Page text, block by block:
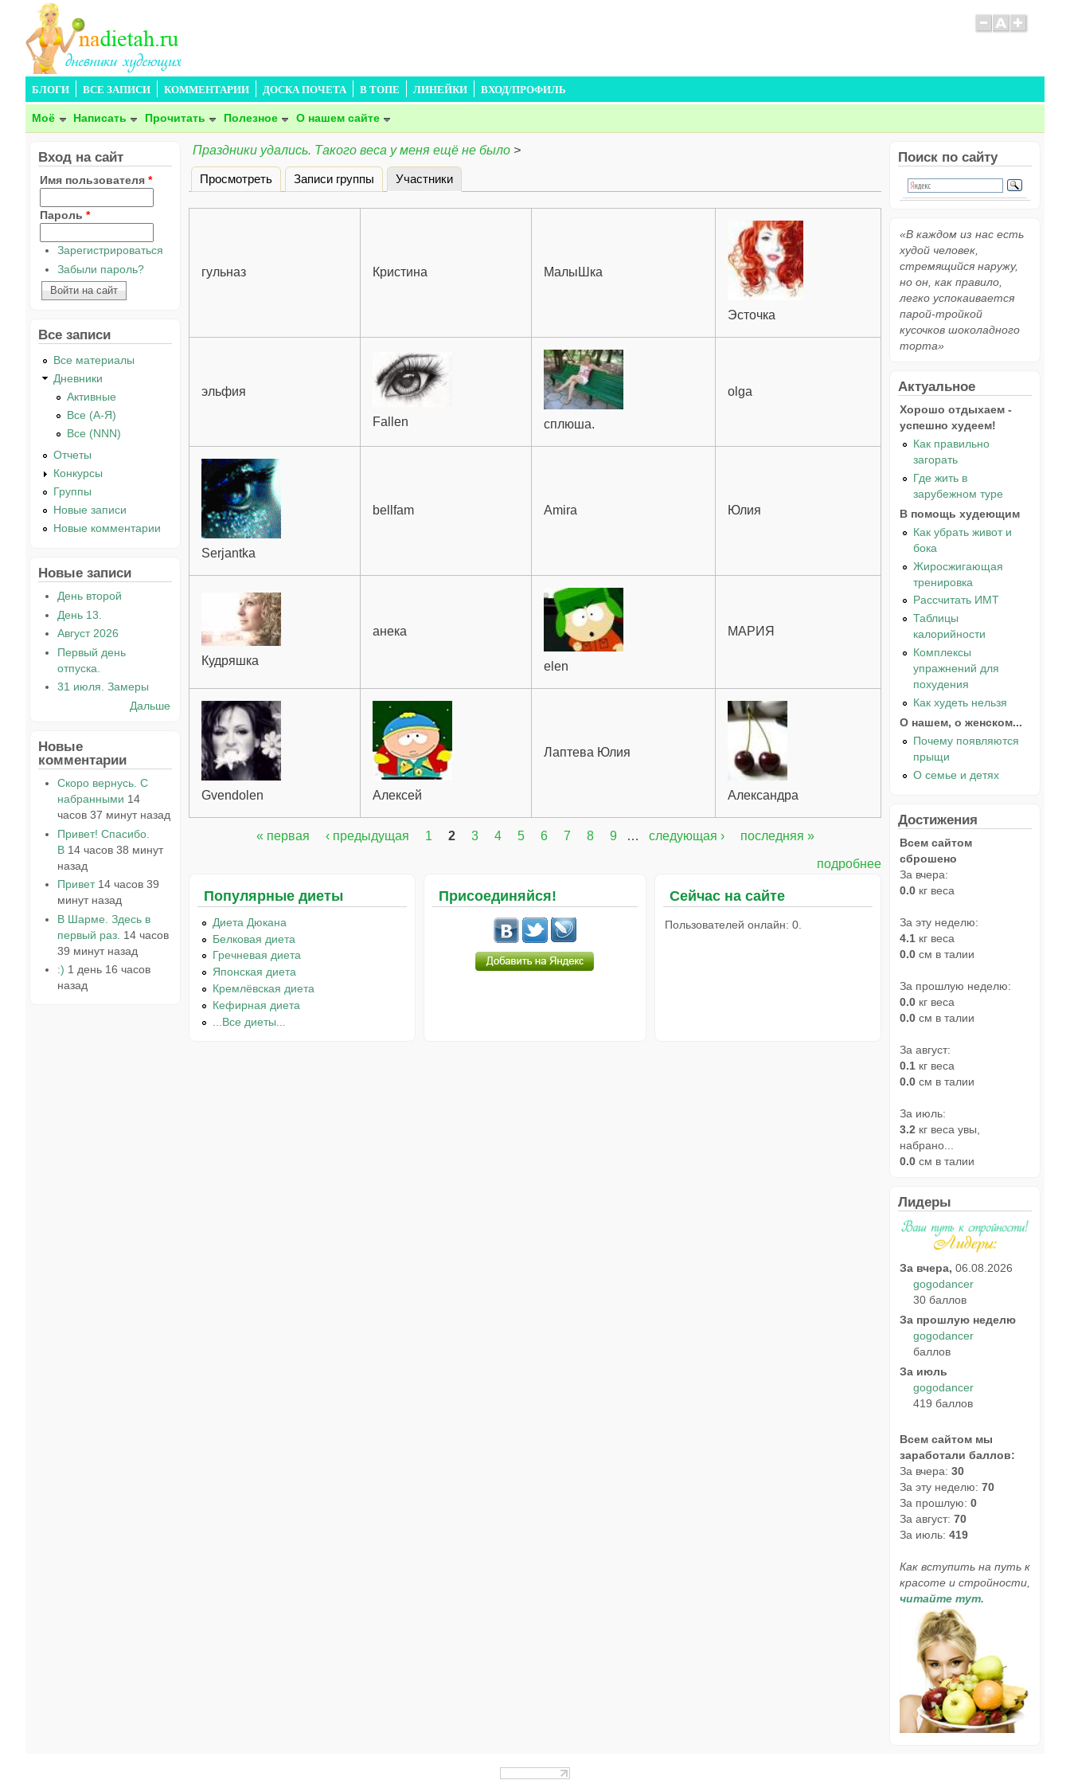
БЛОГИ ВСЕ ЗАПИСИ КОММЕНТАРИИ ДОСКА ПОЧЕТА В ТОПЕ ЛИНЕЙКИ ВХОД/ПРОФИЛЬ
Моё Написать Прочитать Полезное О нашем сайте
Праздники удались. Такого веса у меня ещё не было >
Главные вкладки
Просмотреть Записи группы Участники
гульназ Кристина МалыШка
Эсточка
эльфия
Fallen сплюша.
olga
Serjantka
bellfam Amira Юлия
Кудряшка
анека
elen
МАРИЯ
Gvendolen Алексей
Лаптева Юлия
Александра
« первая ‹ предыдущая 1 2 3 4 5 6 7 8 9 … следующая › последняя »
подробнее
Популярные диеты
Диета Дюкана
Белковая диета
Гречневая диета
Японская диета
Кремлёвская диета
Кефирная диета
...Все диеты...
Присоединяйся! Сейчас на сайте
Пользователей онлайн: 0.
Вход на сайт
Имя пользователя *
Пароль *
Зарегистрироваться
Забыли пароль?
Все записи
Все материалы
Дневники
Активные
Все (А-Я)
Все (NNN)
Отчеты
Конкурсы
Группы
Новые записи
Новые комментарии
Новые записи
День второй
День 13.
Август 2026
Первый день
отпуска.
31 июля. Замеры
Дальше
Новые
комментарии
Скоро вернусь. С
набранными 14
часов 37 минут назад
Привет! Спасибо.
В 14 часов 38 минут
назад
Привет 14 часов 39
минут назад
В Шарме. Здесь в
первый раз. 14 часов
39 минут назад
:) 1 день 16 часов
назад
Поиск по сайту
«В каждом из нас есть
худой человек,
стремящийся наружу,
но он, как правило,
легко успокаивается
парой-тройкой
кусочков шоколадного
торта»
Актуальное
Хорошо отдыхаем -
успешно худеем!
Как правильно
загорать
Где жить в
зарубежном туре
В помощь худеющим
Как убрать живот и
бока
Жиросжигающая
тренировка
Рассчитать ИМТ
Таблицы
калорийности
Комплексы
упражнений для
похудения
Как худеть нельзя
О нашем, о женском...
Почему появляются
прыщи
О семье и детях
Достижения
Всем сайтом
сброшено
За вчера:
0.0 кг веса
За эту неделю:
4.1 кг веса
0.0 см в талии
За прошлую неделю:
0.0 кг веса
0.0 см в талии
За август:
0.1 кг веса
0.0 см в талии
За июль:
3.2 кг веса увы,
набрано...
0.0 см в талии
Лидеры
За вчера, 06.08.2026
gogodancer
30 баллов
За прошлую неделю
gogodancer
баллов
За июль
gogodancer
419 баллов
Всем сайтом мы
заработали баллов:
За вчера: 30
За эту неделю: 70
За прошлую: 0
За август: 70
За июль: 419
Как вступить на путь к
красоте и стройности,
читайте тут.